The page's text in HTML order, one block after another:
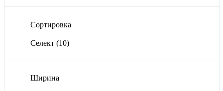
Сортировка
Селект (10)
Ширина